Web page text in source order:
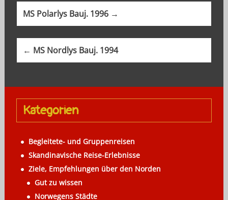
P
o
t
a
v
g
a
MS Polarlys Bauj. 1996 →
← MS Nordlys Bauj. 1994
Kategorien
Begleitete- und Gruppenreisen
Skandinavische Reise-Erlebnisse
Ziele, Empfehlungen über den Norden
Gut zu wissen
Norwegens Städte